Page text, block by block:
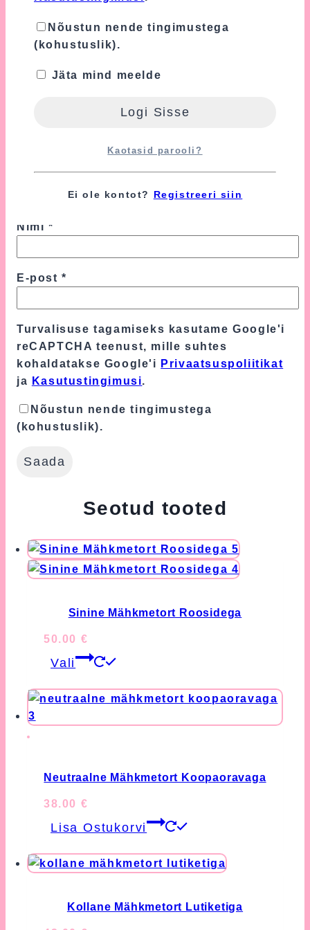
Sinu arvustus*
Nimi *
E-post*
Turvalisuse tagamiseks kasutame Google'i
reCAPTCHA teenust, mille suhtes
kohaldatakse Google'i Privaatsuspoliitikat
ja Kasutustingimusi.
Nõustun nende tingimustega
(kohustuslik).
Seotud tooted
Sinine Mähkmetort Roosidega
50.00 €
Vali
has
multiple
variants.
may
on
product
Neutraalne Mähkmetort Koopaoravaga
38.00 €
Lisa Ostukorvi
Kollane Mähkmetort Lutiketiga
Nõustun nende tingimustega
(kohustuslik).
Jäta mind meelde
Kaotasid parooli?
Ei ole kontot? Registreeri siin